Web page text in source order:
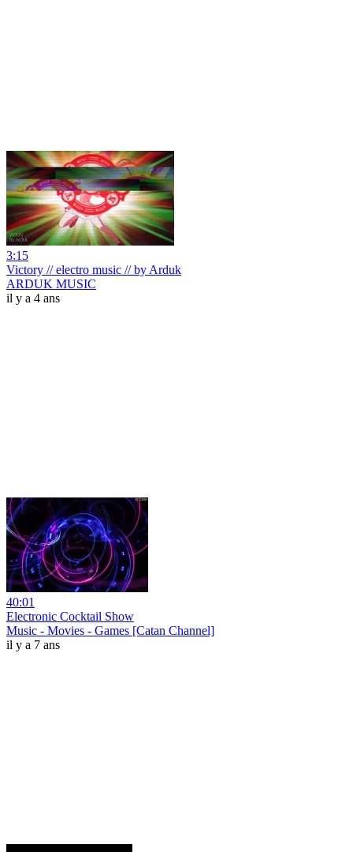
3:15
Victory // electro music // by Arduk
ARDUK MUSIC
il y a 4 ans
40:01
Electronic Cocktail Show
Music - Movies - Games [Catan Channel]
il y a 7 ans